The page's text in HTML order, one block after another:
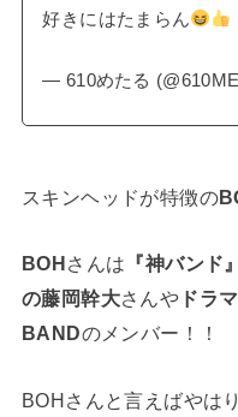
好きにはたまらん
— 610めたる
スキンヘッドが特徴の
BOHさんは 『神バンド
の藤岡幹大さんや ドラ
BANDのメンバー！！
BOHさんと言えばやは